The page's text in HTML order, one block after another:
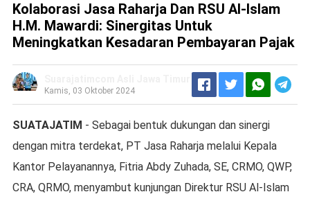
Kolaborasi Jasa Raharja Dan RSU Al-Islam
H.M. Mawardi: Sinergitas Untuk
Meningkatkan Kesadaran Pembayaran Pajak
Kamis, 03 Oktober 2024
SUATAJATIM - Sebagai bentuk dukungan dan sinergi
dengan mitra terdekat, PT Jasa Raharja melalui Kepala
Kantor Pelayanannya, Fitria Abdy Zuhada, SE, CRMO, QWP,
CRA, QRMO, menyambut kunjungan Direktur RSU Al-Islam